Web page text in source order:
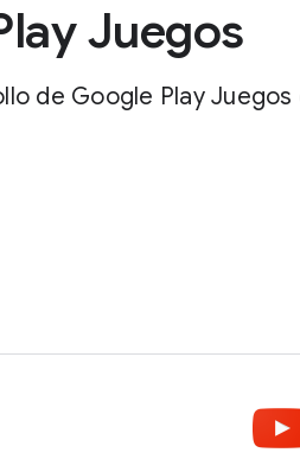
Juegos
de Google Play Juegos